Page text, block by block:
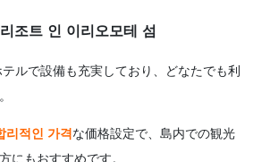
조트 인 이리오모테 섬
ルで設備も充実しており、どなたでも利
리적인 가격な価格設定で、島内での観光
にもおすすめです。